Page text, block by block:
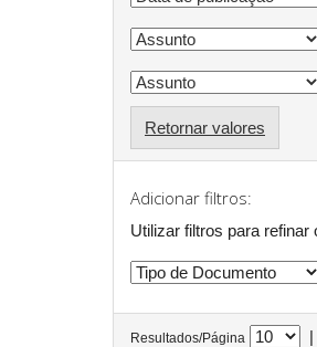
Retornar valores
Adicionar filtros:
Utilizar filtros para refinar
Resultados/Página |